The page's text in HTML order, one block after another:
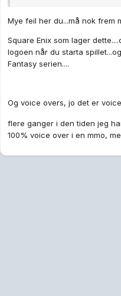
Mye feil her du...må nok frem
Square Enix som lager
logoen når du starta
Fantasy serien....
Og voice overs, jo det er
flere ganger i den tiden jeg
100% voice over i en mmo,